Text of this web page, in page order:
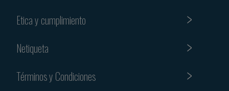
Etica y cumplimiento
Netiqueta
Términos y Condiciones